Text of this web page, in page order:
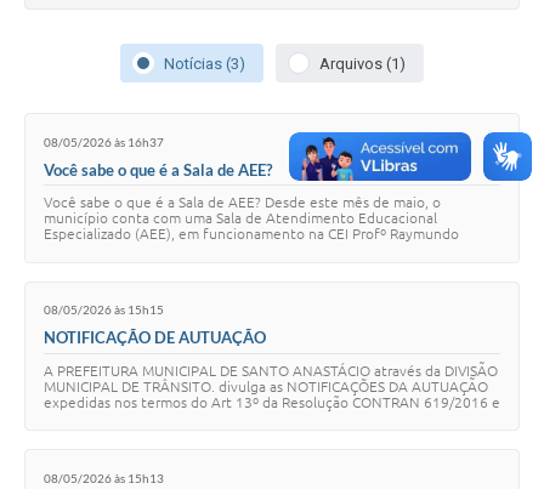
Notícias (3) Arquivos (1)
08/05/2026 às 16h37
Você sabe o que é a Sala de AEE?
Você sabe o que é a Sala de AEE? Desde este mês de maio, o
município conta com uma Sala de Atendimento Educacional
Especializado (AEE), em funcionamento na CEI Profº Raymundo
08/05/2026 às 15h15
NOTIFICAÇÃO DE AUTUAÇÃO
A PREFEITURA MUNICIPAL DE SANTO ANASTÁCIO através da DIVISÃO
MUNICIPAL DE TRÂNSITO. divulga as NOTIFICAÇÕES DA AUTUAÇÃO
expedidas nos termos do Art 13º da Resolução CONTRAN 619/2016 e
08/05/2026 às 15h13